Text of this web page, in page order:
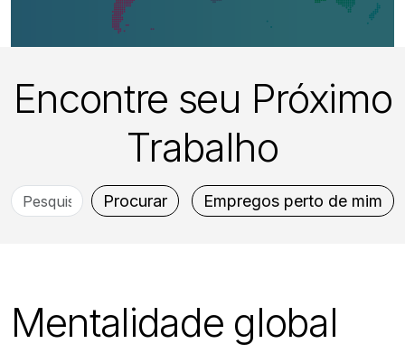
Encontre seu Próximo
Trabalho
Pesquise
por
categoria,
etc.
Procurar Empregos perto de mim
Mentalidade global